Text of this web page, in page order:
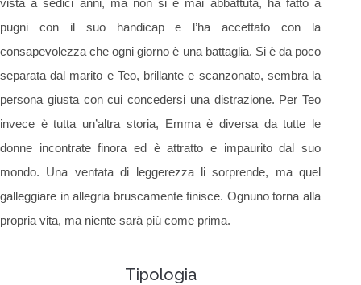
pugni con il suo handicap e l’ha accettato con la
consapevolezza che ogni giorno è una battaglia. Si è da poco
separata dal marito e Teo, brillante e scanzonato, sembra la
persona giusta con cui concedersi una distrazione. Per Teo
invece è tutta un’altra storia, Emma è diversa da tutte le
donne incontrate finora ed è attratto e impaurito dal suo
mondo. Una ventata di leggerezza li sorprende, ma quel
galleggiare in allegria bruscamente finisce. Ognuno torna alla
propria vita, ma niente sarà più come prima.
Tipologia